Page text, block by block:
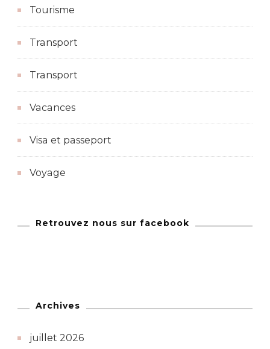
Tourisme
Transport
Transport
Vacances
Visa et passeport
Voyage
Retrouvez nous sur facebook
Archives
juillet 2026